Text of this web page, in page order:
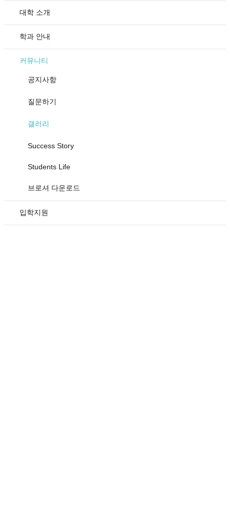
대학 소개
학과 안내
커뮤니티
공지사항
질문하기
갤러리
Success Story
Students Life
브로셔 다운로드
입학지원